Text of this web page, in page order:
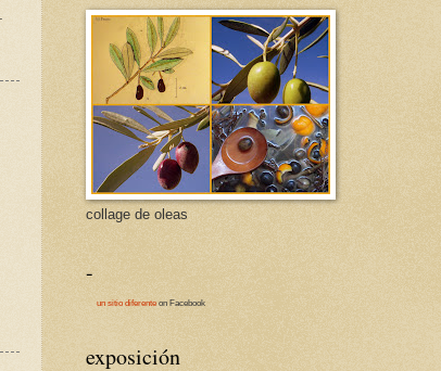
collage de oleas
-
un sitio diferente on Facebook
exposición